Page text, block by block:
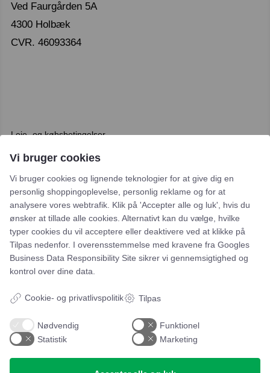
Ved Faurgården 5A
4300 Holbæk
CVR. 46093364
Leje- og købsbetingelser
Cookie- og privatlivspolitik
Typiske spørgsmål
Inspiration
Manualer
Samarbejdspartnere
Tlf. nr.
vitro@vitroudlejning.dk
Vi bruger cookies
Vi bruger cookies og lignende teknologier for at give dig en
personlig shoppingoplevelse, personlig reklame og for at
analysere vores webtrafik. Klik på 'Accepter alle og luk', hvis du
ønsker at tillade alle cookies. Alternativt kan du vælge, hvilke
typer cookies du vil acceptere eller deaktivere ved at klikke på
Tilpas nedenfor. I overensstemmelse med kravene fra Googles
Business Data Responsibility Site sikrer vi gennemsigtighed og
kontrol over dine data.
Cookie- og privatlivspolitik Tilpas
Nødvendig
Funktionel
Statistik
Marketing